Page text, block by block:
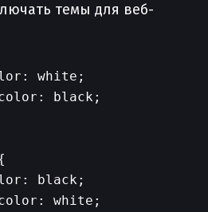
темы для веб-
white;
black;
black;
white;